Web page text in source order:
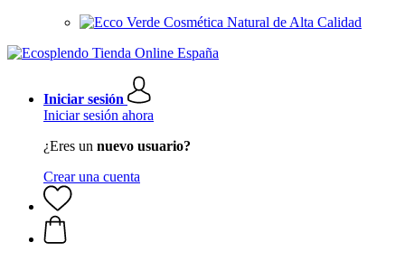
Cosmética Natural de Alta Calidad
Iniciar sesión
Iniciar sesión ahora
¿Eres un nuevo usuario?
Crear una cuenta